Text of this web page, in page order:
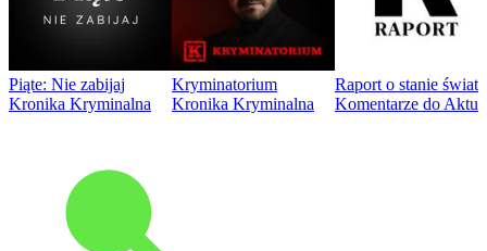
Piąte: Nie zabijaj
Kronika Kryminalna
Kryminatorium
Kronika Kryminalna
Raport o stanie
Komentarze do